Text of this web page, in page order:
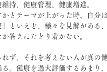
持、健康管理、健康増進。
とテーマが上がった時、自分
といえど、様々な見解がある
答えにたどり着かない。
ず、それを考えない人が真の
。健康を過大評価するあまり